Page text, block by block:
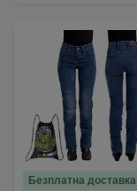
Безплатна доставка